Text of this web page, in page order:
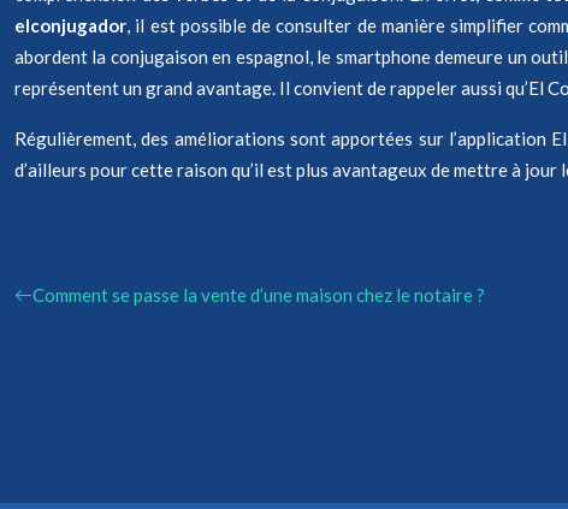
elconjugador, il est possible de consulter de manière simplifier
abordent la conjugaison en espagnol, le smartphone demeure un
représentent un grand avantage. Il convient de rappeler aussi qu’El
Régulièrement, des améliorations sont apportées sur l’application
d’ailleurs pour cette raison qu’il est plus avantageux de mettre à
Comment se passe la vente d’une maison chez le notaire ?